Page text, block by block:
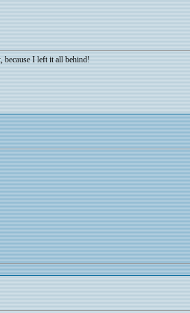
because I left it all behind!